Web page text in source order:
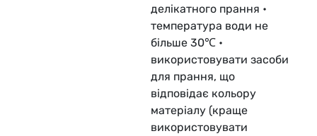
делікатного прання •
температура води не
більше 30℃ •
використовувати засоби
для прання, що
відповідає кольору
матеріалу (краще
використовувати